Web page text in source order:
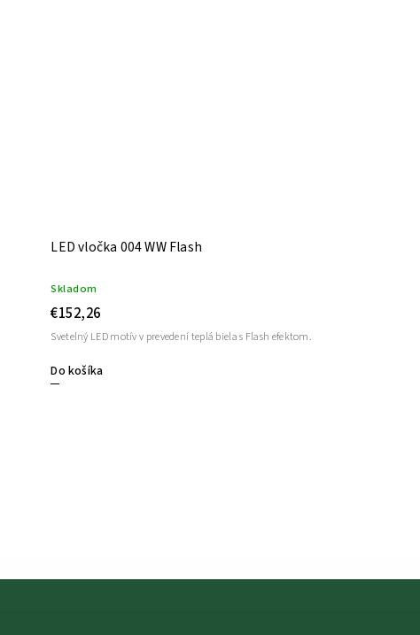
LED vločka 004 WW Flash
Skladom
€152,26
Do košíka
Svetelný LED motív v prevedení teplá biela s Flash efektom.